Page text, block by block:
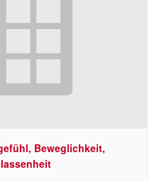
Beweglichkeit,